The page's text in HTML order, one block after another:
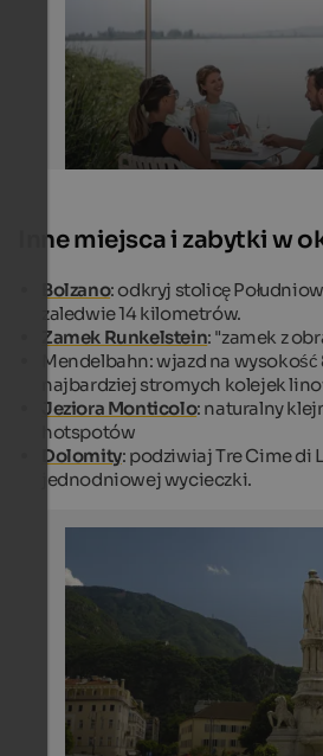
Inne miejsca i zabytki w
Walther Square, with a statue
Rüdiger Jahnke / Fotolia.com
Bolzano: odkryj stolicę
zaledwie 14 kilometrów.
Zamek Runkelstein: "zamek z
Mendelbahn: wjazd na
najbardziej stromych kolejek
Jeziora Monticolo: naturalny
hotspotów
Dolomity: podziwiaj Tre Cime di
jednodniowej wycieczki.